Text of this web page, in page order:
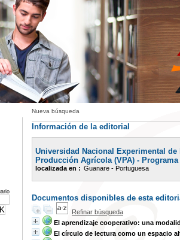
Nueva búsqueda
Información de la editorial
Universidad Nacional Experimental
Producción Agrícola (VPA) -
localizada en : Guanare - Portuguesa
Documentos disponibles de esta
Refinar búsqueda
El aprendizaje cooperativo: una
El círculo de lectura como un espacio